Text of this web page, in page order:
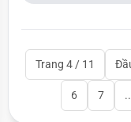
hiện đại, thay thế
Trang 4 / 11
6 7